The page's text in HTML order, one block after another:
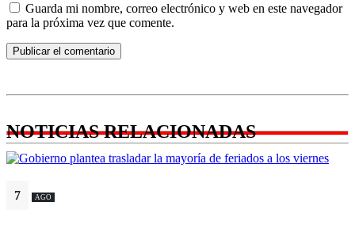
Guarda mi nombre, correo electrónico y web en este navegador
para la próxima vez que comente.
NOTICIAS RELACIONADAS
7 AGO